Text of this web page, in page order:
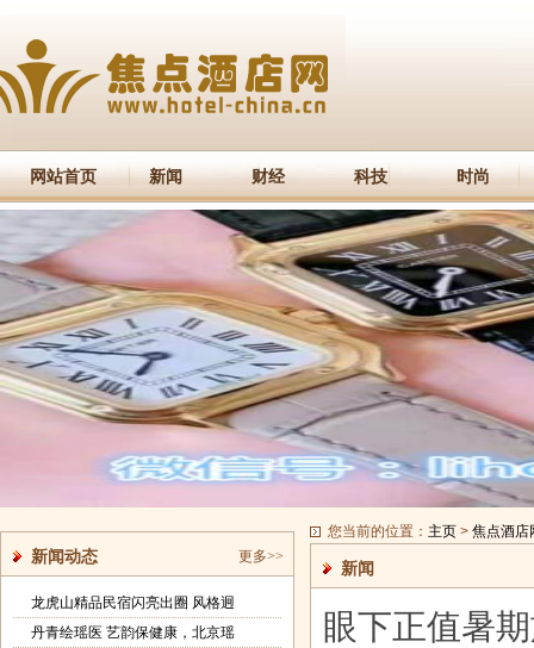
网站首页 新闻 财经 科技 时尚
更多>>
新闻动态
龙虎山精品民宿闪亮出圈 风格迥
丹青绘瑶医 艺韵保健康，北京瑶
您当前的位置： 主页 > 焦点酒店
新闻
眼下正值暑